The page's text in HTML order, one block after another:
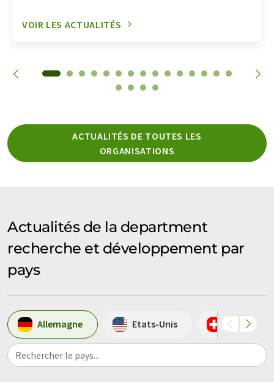
VOIR LES ACTUALITÉS
ACTUALITÉS DE TOUTES LES
ORGANISATIONS
Actualités de la department
recherche et développement par
pays
Allemagne Etats-Unis Suisse
Rechercher le pays...